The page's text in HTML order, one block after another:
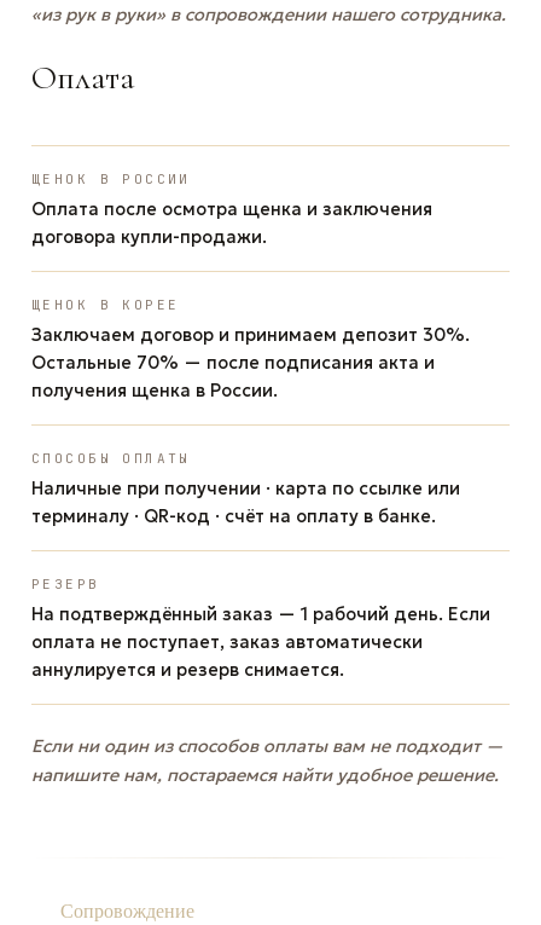
«из рук в руки» в сопровождении нашего сотрудника.
Оплата
ЩЕНОК В РОССИИ
Оплата после осмотра щенка и заключения
договора купли-продажи.
ЩЕНОК В КОРЕЕ
Заключаем договор и принимаем депозит 30%.
Остальные 70% — после подписания акта и
получения щенка в России.
СПОСОБЫ ОПЛАТЫ
Наличные при получении · карта по ссылке или
терминалу · QR-код · счёт на оплату в банке.
РЕЗЕРВ
На подтверждённый заказ — 1 рабочий день. Если
оплата не поступает, заказ автоматически
аннулируется и резерв снимается.
Если ни один из способов оплаты вам не подходит —
напишите нам, постараемся найти удобное решение.
Сопровождение